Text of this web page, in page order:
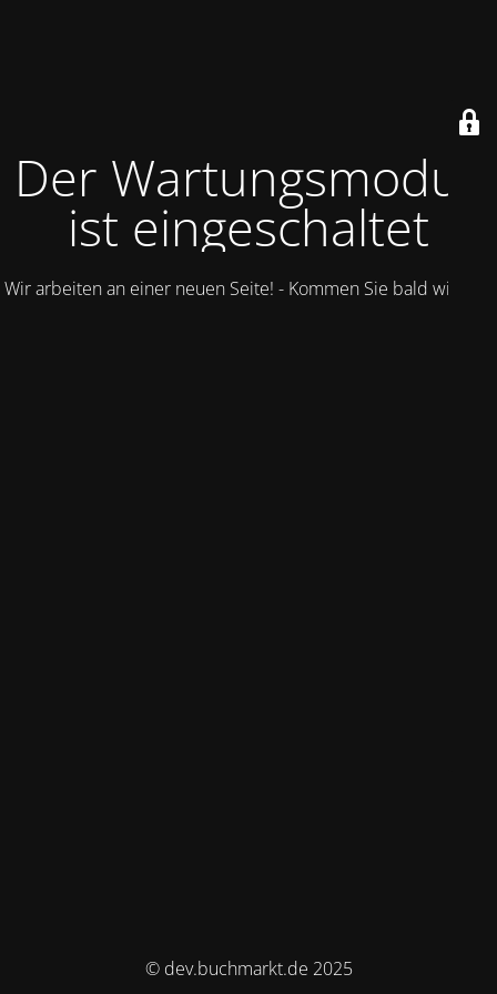
Der Wartungsmodus
ist eingeschaltet
Wir arbeiten an einer neuen Seite! - Kommen Sie bald wieder.
© dev.buchmarkt.de 2025